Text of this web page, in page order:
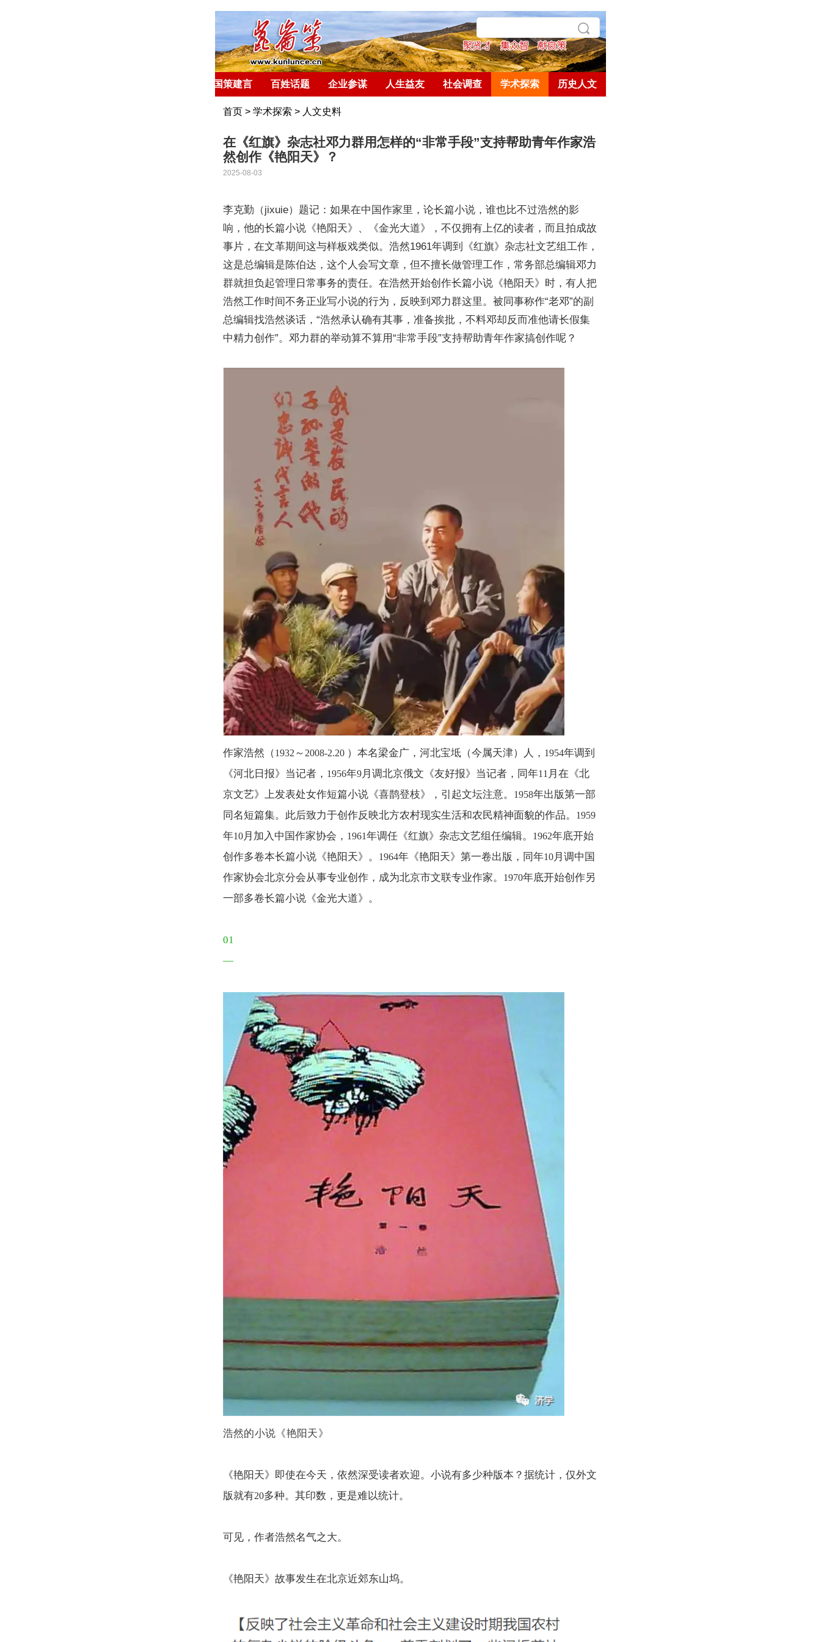
国策建言 百姓话题 企业参谋 人生益友 社会调查 学术探索 历史人文
首页> 学术探索 > 人文史料
在《红旗》杂志社邓力群用怎样的“非常手段”支持帮助青年作家浩
然创作《艳阳天》？
2025-08-03
李克勤（jixuie）题记：如果在中国作家里，论长篇小说，谁也比不过浩然的影
响，他的长篇小说《艳阳天》、《金光大道》，不仅拥有上亿的读者，而且拍成故
事片，在文革期间这与样板戏类似。浩然1961年调到《红旗》杂志社文艺组工作，
这是总编辑是陈伯达，这个人会写文章，但不擅长做管理工作，常务部总编辑邓力
群就担负起管理日常事务的责任。在浩然开始创作长篇小说《艳阳天》时，有人把
浩然工作时间不务正业写小说的行为，反映到邓力群这里。被同事称作“老邓”的副
总编辑找浩然谈话， “浩然承认确有其事，准备挨批，不料邓却反而准他请长假集
中精力创作”。邓力群的举动算不算用“非常手段”支持帮助青年作家搞创作呢？
作家浩然（1932 ～ 2008-2.20 ）本名梁金广，河北宝坻（今属天津）人， 1954年调到
《河北日报》当记者， 1956年9月调北京俄文《友好报》当记者，同年11 月在《北
京文艺》上发表处女作短篇小说《喜鹊登枝》，引起文坛注意。
1958年出版第一部
同名短篇集。此后致力于创作反映北方农村现实生活和农民精神面貌的作品。
1959
年10月加入中国作家协会， 1961年调任《红旗》杂志文艺组任编辑。 1962年底开始
创作多卷本长篇小说《艳阳天》。
1964年《艳阳天》第一卷出版，同年10月调中国
作家协会北京分会从事专业创作，成为北京市文联专业作家。
1970年底开始创作另
一部多卷长篇小说《金光大道》。
01
—
浩然的小说《艳阳天》
《艳阳天》即使在今天，依然深受读者欢迎。小说有多少种版本？据统计，仅外文
版就有20多种。其印数，更是难以统计。
可见，作者浩然名气之大。
《艳阳天》故事发生在北京近郊东山坞。